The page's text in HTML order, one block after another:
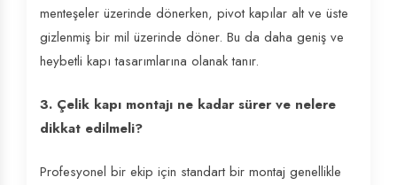
menteşeler üzerinde dönerken, pivot kapılar alt ve üste
gizlenmiş bir mil üzerinde döner. Bu da daha geniş ve
heybetli kapı tasarımlarına olanak tanır.
3. Çelik kapı montajı ne kadar sürer ve nelere
dikkat edilmeli?
Profesyonel bir ekip için standart bir montaj genellikle